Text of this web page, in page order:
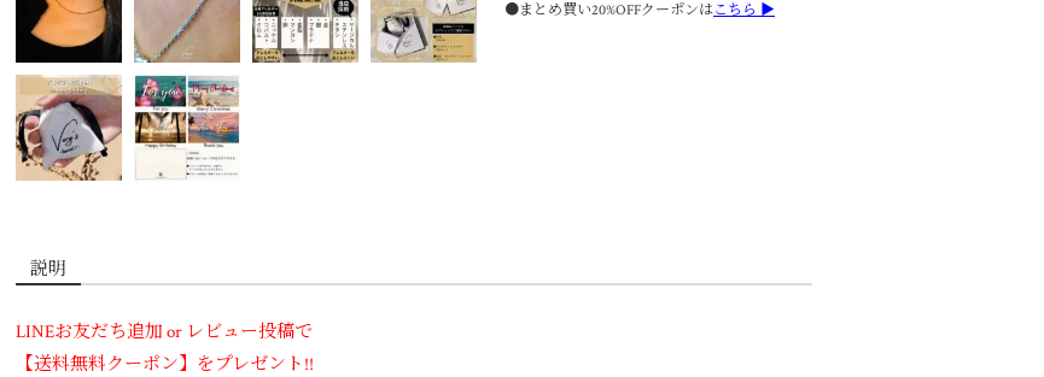
●まとめ買い20%OFFクーポンはこちら ▶
説明
LINEお友だち追加 or レビュー投稿で
【送料無料クーポン】をプレゼント!!